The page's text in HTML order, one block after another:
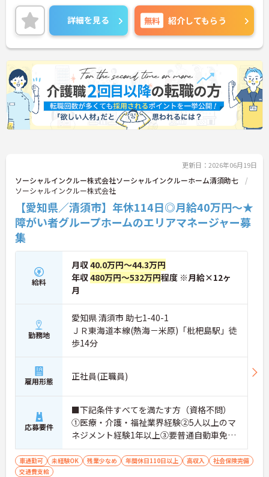
詳細を見る 無料 紹介してもらう
更新日：2026年06月19日
ソーシャルインクルー株式会社ソーシャルインクルーホーム清須助七
ソーシャルインクルー株式会社
【愛知県／清須市】年休114日◎月給40万円～★
障がい者グループホームのエリアマネージャー募
集
給料
月収40.0万円～44.3万円
年収480万円～532万円程度 ※月給×12ヶ
月
勤務地
愛知県 清須市 助七1-40-1
ＪＲ東海道本線(熱海－米原)「枇杷島駅」徒
歩14分
雇用形態 正社員(正職員)
応募要件
■下記条件すべてを満たす方（資格不問）
①医療・介護・福祉業界経験②5人以上のマ
ネジメント経験1年以上③要普通自動車免許
（AT限定可）※介護業界に関する有資格者
（介護職員初任者研修、介護福祉士な
車通勤可 未経験OK 残業少なめ 年間休日110日以上 高収入
社会保険完備
交通費支給